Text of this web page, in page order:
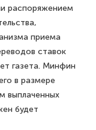
распоряжением
приема
ставок
газета. Минфин
в размере
выплаченных
будет